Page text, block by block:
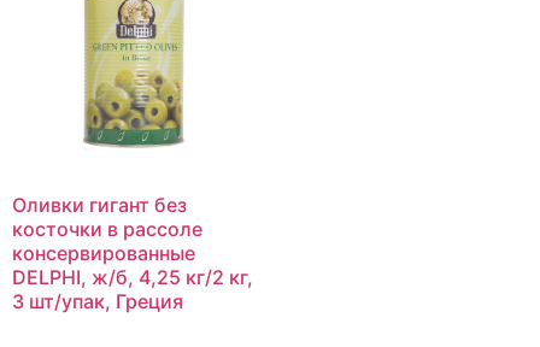
Оливки гигант без
косточки в рассоле
консервированные
DELPHI, ж/б, 4,25 кг/2 кг,
3 шт/упак, Греция